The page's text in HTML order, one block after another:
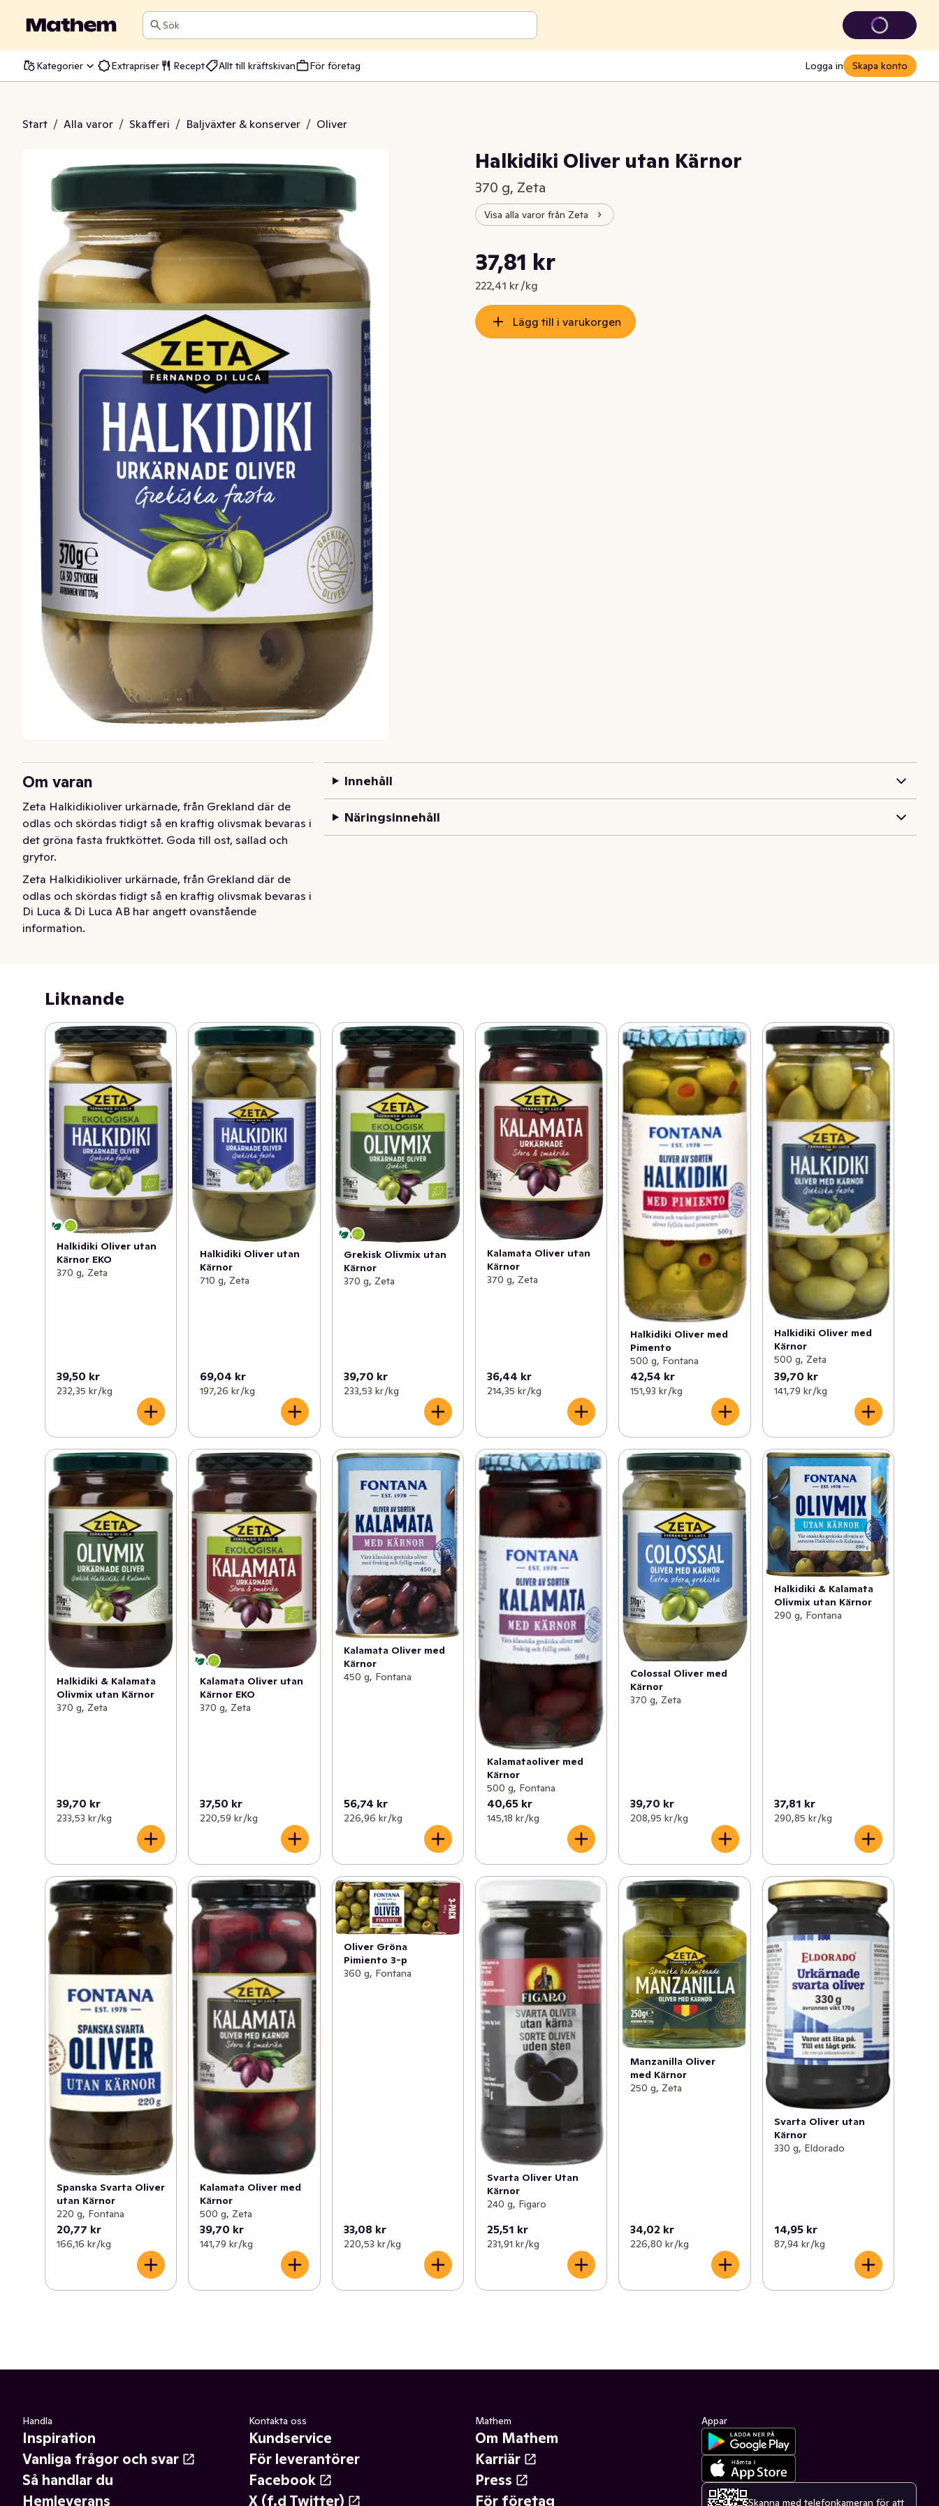
Sök
Kategorier Extrapriser Recept Allt till kräftskivan För företag Logga in Skapa konto
Start / Alla varor / Skafferi / Baljväxter & konserver / Oliver
utan Kärnor
Halkidiki Oliver utan Kärnor
370 g, Zeta
Visa alla varor från Zeta
Nuvarande pris är: 37,81 kr
37,81 kr
222,41 kr /kg
Styckpris: 222,41 kr /kg
Lägg till i varukorgen
Om varan
Zeta Halkidikioliver urkärnade, från Grekland där de
odlas och skördas tidigt så en kraftig olivsmak bevaras i
det gröna fasta fruktköttet. Goda till ost, sallad och
grytor.
Zeta Halkidikioliver urkärnade, från Grekland där de
odlas och skördas tidigt så en kraftig olivsmak bevaras i
det gröna fasta fruktköttet. Goda till ost, sallad och
grytor.
Di Luca & Di Luca AB har angett ovanstående
information.
Innehåll
Näringsinnehåll
Liknande
Halkidiki Oliver utan
Kärnor EKO
370 g, Zeta
39,50 kr
232,35 kr /kg
Halkidiki Oliver utan
Kärnor
710 g, Zeta
69,04 kr
197,26 kr /kg
Grekisk Olivmix utan
Kärnor
370 g, Zeta
39,70 kr
233,53 kr /kg
Kalamata Oliver utan
Kärnor
370 g, Zeta
36,44 kr
214,35 kr /kg
Halkidiki Oliver med
Pimento
500 g, Fontana
42,54 kr
151,93 kr /kg
Halkidiki Oliver med
Kärnor
500 g, Zeta
39,70 kr
141,79 kr /kg
Halkidiki & Kalamata
Olivmix utan Kärnor
370 g, Zeta
39,70 kr
233,53 kr /kg
Kalamata Oliver utan
Kärnor EKO
370 g, Zeta
37,50 kr
220,59 kr /kg
Kalamata Oliver med
Kärnor
450 g, Fontana
56,74 kr
226,96 kr /kg
Kalamataoliver med
Kärnor
500 g, Fontana
40,65 kr
145,18 kr /kg
Colossal Oliver med
Kärnor
370 g, Zeta
39,70 kr
208,95 kr /kg
Halkidiki & Kalamata
Olivmix utan Kärnor
290 g, Fontana
37,81 kr
290,85 kr /kg
Spanska Svarta Oliver
utan Kärnor
220 g, Fontana
20,77 kr
166,16 kr /kg
Kalamata Oliver med
Kärnor
500 g, Zeta
39,70 kr
141,79 kr /kg
Oliver Gröna
Pimiento 3-p
360 g, Fontana
33,08 kr
220,53 kr /kg
Svarta Oliver Utan
Kärnor
240 g, Figaro
25,51 kr
231,91 kr /kg
Manzanilla Oliver
med Kärnor
250 g, Zeta
34,02 kr
226,80 kr /kg
Svarta Oliver utan
Kärnor
330 g, Eldorado
14,95 kr
87,94 kr /kg
Handla
Inspiration
Vanliga frågor och svar
Så handlar du
Hemleverans
Kontakta oss
Kundservice
För leverantörer
Facebook
X (f.d Twitter)
Mathem
Om Mathem
Karriär
Press
För företag
Appar
Skanna med telefonkameran för att